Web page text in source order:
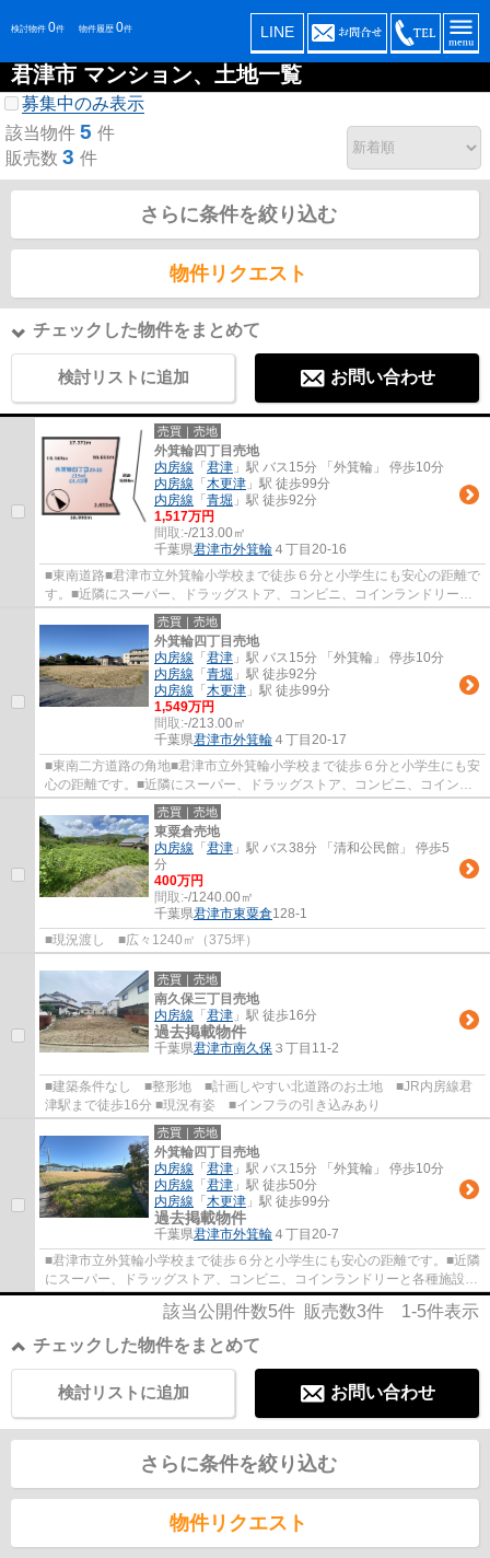
検討物件 0件 物件履歴 0件 LINE
君津市 マンション、土地一覧
募集中のみ表示
該当物件 5 件
販売数 3 件
さらに条件を絞り込む
物件リクエスト
チェックした物件をまとめて
検討リストに追加 お問い合わせ
売買｜売地
外箕輪四丁目売地
内房線 「 君津 」駅 バス15分 「外箕輪」 停歩10分
内房線 「 木更津 」駅 徒歩99分
内房線 「 青堀 」駅 徒歩92分
1,517万円
間取:-/213.00㎡
千葉県君津市外箕輪 ４丁目20-16
■東南道路■君津市立外箕輪小学校まで徒歩６分と小学生にも安心の距離で
す。■近隣にスーパー、ドラッグストア、コンビニ、コインランドリーと
各種施設もあり、子育てもしやすい環境です...
売買｜売地
外箕輪四丁目売地
内房線 「 君津 」駅 バス15分 「外箕輪」 停歩10分
内房線 「 青堀 」駅 徒歩92分
内房線 「 木更津 」駅 徒歩99分
1,549万円
間取:-/213.00㎡
千葉県君津市外箕輪 ４丁目20-17
■東南二方道路の角地■君津市立外箕輪小学校まで徒歩６分と小学生にも安
心の距離です。■近隣にスーパー、ドラッグストア、コンビニ、コインラ
ンドリーと各種施設もあり、子育てもしやす...
売買｜売地
東粟倉売地
内房線 「 君津 」駅 バス38分 「清和公民館」 停歩5
分
400万円
間取:-/1240.00㎡
千葉県君津市東粟倉128-1
■現況渡し ■広々1240㎡（375坪）
売買｜売地
南久保三丁目売地
内房線 「 君津 」駅 徒歩16分
過去掲載物件
千葉県君津市南久保 ３丁目11-2
■建築条件なし ■整形地 ■計画しやすい北道路のお土地 ■JR内房線君
津駅まで徒歩16分 ■現況有姿 ■インフラの引き込みあり
売買｜売地
外箕輪四丁目売地
内房線 「 君津 」駅 バス15分 「外箕輪」 停歩10分
内房線 「 君津 」駅 徒歩50分
内房線 「 木更津 」駅 徒歩99分
過去掲載物件
千葉県君津市外箕輪 ４丁目20-7
■君津市立外箕輪小学校まで徒歩６分と小学生にも安心の距離です。■近隣
にスーパー、ドラッグストア、コンビニ、コインランドリーと各種施設も
あり、子育てもしやすい環境です。■日当た...
該当公開件数5件 販売数3件 1-5件表示
チェックした物件をまとめて
お問い合わせ
検討リストに追加
さらに条件を絞り込む
物件リクエスト